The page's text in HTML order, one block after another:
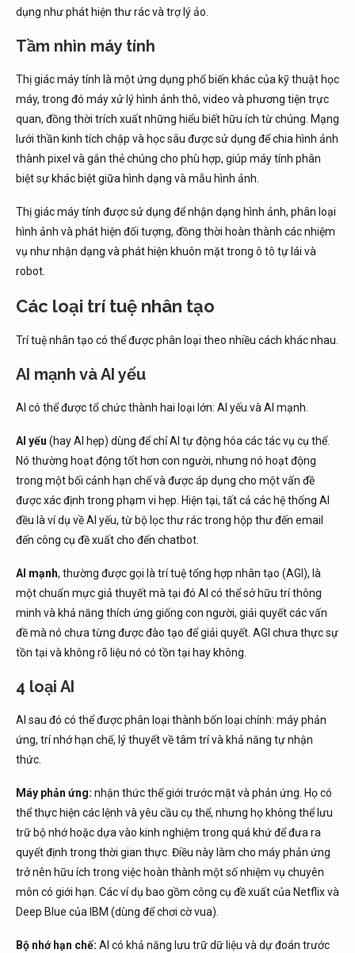
dụng như phát hiện thư rác và trợ lý ảo.
Tầm nhìn máy tính
Thị giác máy tính là một ứng dụng phổ biến khác của kỹ thuật học
máy, trong đó máy xử lý hình ảnh thô, video và phương tiện trực
quan, đồng thời trích xuất những hiểu biết hữu ích từ chúng. Mạng
lưới thần kinh tích chập và học sâu được sử dụng để chia hình ảnh
thành pixel và gắn thẻ chúng cho phù hợp, giúp máy tính phân
biệt sự khác biệt giữa hình dạng và mẫu hình ảnh.
Thị giác máy tính được sử dụng để nhận dạng hình ảnh, phân loại
hình ảnh và phát hiện đối tượng, đồng thời hoàn thành các nhiệm
vụ như nhận dạng và phát hiện khuôn mặt trong ô tô tự lái và
robot.
Các loại trí tuệ nhân tạo
Trí tuệ nhân tạo có thể được phân loại theo nhiều cách khác nhau.
AI mạnh và AI yếu
AI có thể được tổ chức thành hai loại lớn: AI yếu và AI mạnh.
AI yếu (hay AI hẹp) dùng để chỉ AI tự động hóa các tác vụ cụ thể.
Nó thường hoạt động tốt hơn con người, nhưng nó hoạt động
trong một bối cảnh hạn chế và được áp dụng cho một vấn đề
được xác định trong phạm vi hẹp. Hiện tại, tất cả các hệ thống AI
đều là ví dụ về AI yếu, từ bộ lọc thư rác trong hộp thư đến email
đến công cụ đề xuất cho đến chatbot.
AI mạnh, thường được gọi là trí tuệ tổng hợp nhân tạo (AGI), là
một chuẩn mực giả thuyết mà tại đó AI có thể sở hữu trí thông
minh và khả năng thích ứng giống con người, giải quyết các vấn
đề mà nó chưa từng được đào tạo để giải quyết. AGI chưa thực sự
tồn tại và không rõ liệu nó có tồn tại hay không.
4 loại AI
AI sau đó có thể được phân loại thành bốn loại chính: máy phản
ứng, trí nhớ hạn chế, lý thuyết về tâm trí và khả năng tự nhận
thức.
Máy phản ứng: nhận thức thế giới trước mặt và phản ứng. Họ có
thể thực hiện các lệnh và yêu cầu cụ thể, nhưng họ không thể lưu
trữ bộ nhớ hoặc dựa vào kinh nghiệm trong quá khứ để đưa ra
quyết định trong thời gian thực. Điều này làm cho máy phản ứng
trở nên hữu ích trong việc hoàn thành một số nhiệm vụ chuyên
môn có giới hạn. Các ví dụ bao gồm công cụ đề xuất của Netflix và
Deep Blue của IBM (dùng để chơi cờ vua).
Bộ nhớ hạn chế: AI có khả năng lưu trữ dữ liệu và dự đoán trước